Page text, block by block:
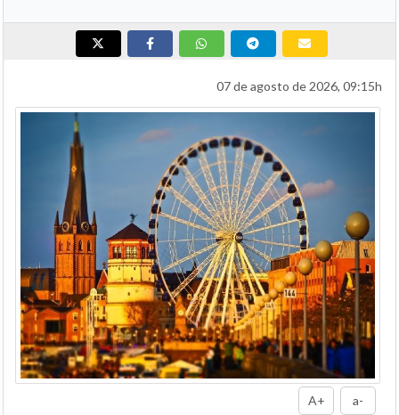
07 de agosto de 2026, 09:15h
A+ a-